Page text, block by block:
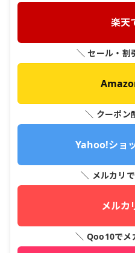
楽天
＼ セール・割
＼ クーポン
Yahoo!ショ
＼ メルカリ
メルカ
＼ Qoo10でメ